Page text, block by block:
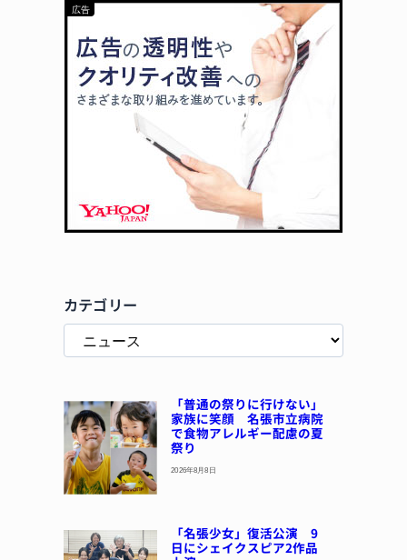
カテゴリー
「普通の祭りに行けない」
家族に笑顔 名張市立病院
で食物アレルギー配慮の夏
祭り
2026年8月8日
「名張少女」復活公演 9
日にシェイクスピア2作品